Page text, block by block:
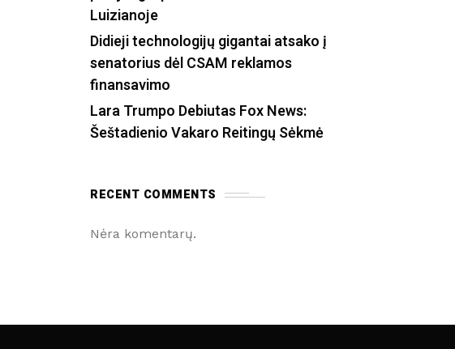
Luizianoje
Didieji technologijų gigantai atsako į
senatorius dėl CSAM reklamos
finansavimo
Lara Trumpo Debiutas Fox News:
Šeštadienio Vakaro Reitingų Sėkmė
RECENT COMMENTS
Nėra komentarų.